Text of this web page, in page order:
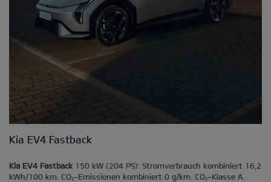
Kia EV4 Fastback
Kia EV4 Fastback 150 kW (204 PS): Stromverbrauch kombiniert 16,2
kWh/100 km. CO2-Emissionen kombiniert 0 g/km. CO2-Klasse A.